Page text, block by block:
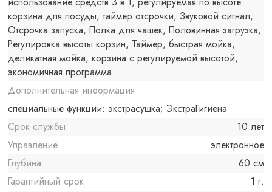
корзина для посуды, таймер отсрочки, Звуковой сигнал,
Отсрочка запуска, Полка для чашек, Половинная загрузка,
Регулировка высоты корзин, Таймер, быстрая мойка,
деликатная мойка, корзина с регулируемой высотой,
экономичная программа
Дополнительная информация
специальные функции: экстрасушка; ЭкстраГигиена
Срок службы
10 лет
Управление
электронное
Глубина
60 см
Гарантийный срок
1 г.